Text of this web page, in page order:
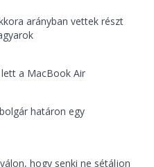
arányban vettek részt
a MacBook Air
határon egy
hogy senki ne sétáljon